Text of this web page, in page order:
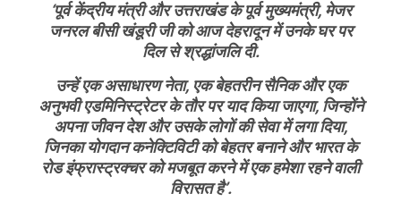
‘पूर्व केंद्रीय मंत्री और उत्तराखंड के पूर्व मुख्यमंत्री, मेजर
जनरल बीसी खंडूरी जी को आज देहरादून में उनके घर पर
दिल से श्रद्धांजलि दी.
उन्हें एक असाधारण नेता, एक बेहतरीन सैनिक और एक
अनुभवी एडमिनिस्ट्रेटर के तौर पर याद किया जाएगा, जिन्होंने
अपना जीवन देश और उसके लोगों की सेवा में लगा दिया,
जिनका योगदान कनेक्टिविटी को बेहतर बनाने और भारत के
रोड इंफ्रास्ट्रक्चर को मजबूत करने में एक हमेशा रहने वाली
विरासत है’.